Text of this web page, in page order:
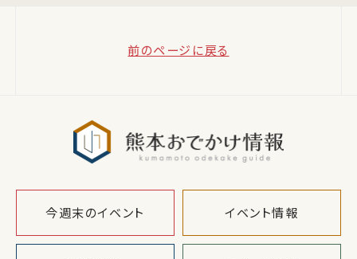
前のページに戻る
今週末のイベント イベント情報